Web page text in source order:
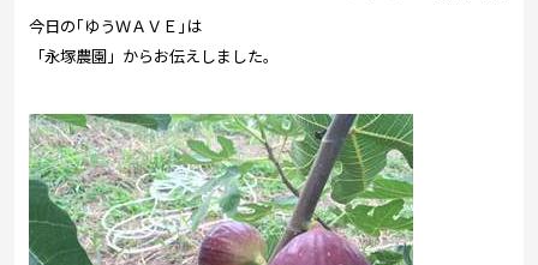
キッズ
ショッピング
会社概要・ビジョン
お問い合わせ
今日の｢ゆうＷＡＶＥ｣は
「永塚農園」からお伝えしました。